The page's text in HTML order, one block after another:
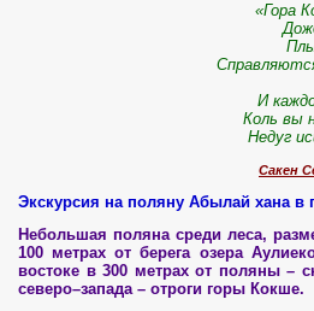
«Гора
И
Коль вы
Недуг
Сакен
Экскурсия на поляну Абылай хана в
Небольшая поляна среди леса,
100 метрах от берега озера
востоке в 300 метрах от поляны –
северо–запада – отроги горы Кокше.